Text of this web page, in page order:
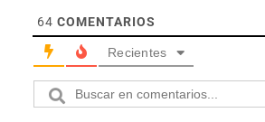
64 COMENTARIOS
Recientes